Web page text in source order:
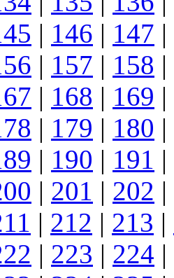
| 146 | 147 |
| 157 | 158 |
| 168 | 169 |
| 179 | 180 |
| 190 | 191 |
| 201 | 202 |
| 212 | 213 |
| 223 | 224 |